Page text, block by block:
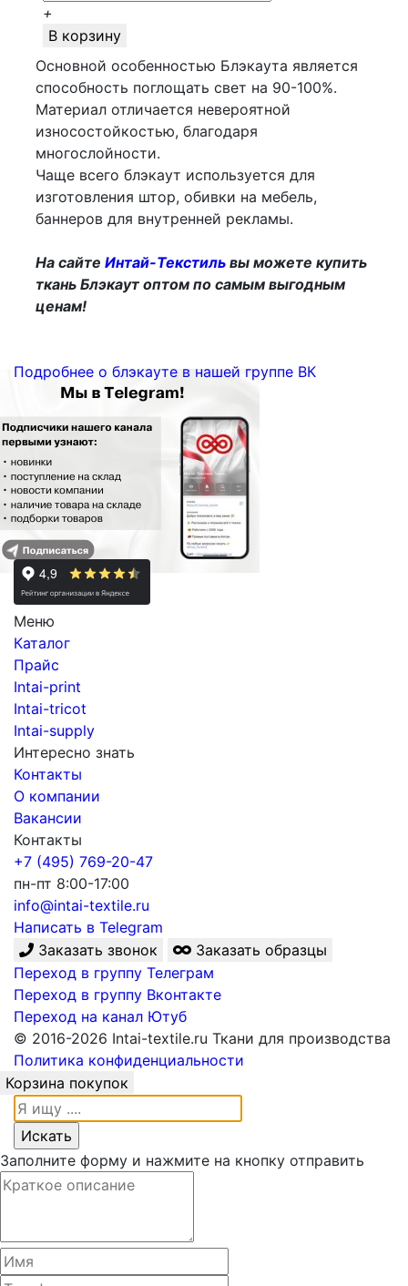
+
В корзину
Основной особенностью Блэкаута является
способность поглощать свет на 90-100%.
Материал отличается невероятной
износостойкостью, благодаря
многослойности.
Чаще всего блэкаут используется для
изготовления штор, обивки на мебель,
баннеров для внутренней рекламы.
На сайте Интай-Текстиль вы можете купить
ткань Блэкаут оптом по самым выгодным
ценам!
Подробнее о блэкауте в нашей группе ВК
Меню
Каталог
Прайс
Intai-print
Intai-tricot
Intai-supply
Интересно знать
Контакты
О компании
Вакансии
Контакты
+7 (495) 769-20-47
пн-пт 8:00-17:00
info@intai-textile.ru
Написать в Telegram
Заказать звонок
Заказать образцы
Переход в группу Телеграм
Переход в группу Вконтакте
Переход на канал Ютуб
© 2016-2026 Intai-textile.ru Ткани для производства
Политика конфиденциальности
Корзина покупок
Заполните форму и нажмите на кнопку отправить